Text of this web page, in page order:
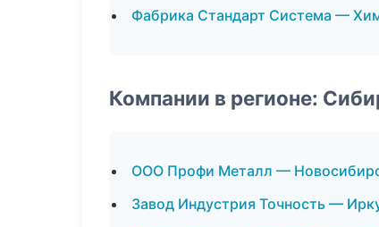
Фабрика Стандарт Система —
Компании в регионе:
ООО Профи Металл —
Завод Индустрия Точность —